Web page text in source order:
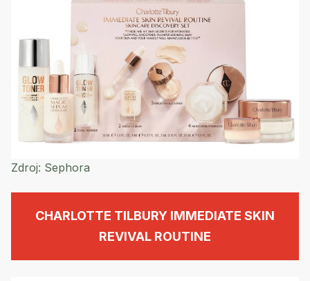
Zdroj: Sephora
CHARLOTTE TILBURY IMMEDIATE SKIN
REVIVAL ROUTINE